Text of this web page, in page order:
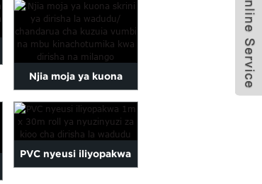
Njia moja ya kuona
wadudu skrini ya
dirisha/mbu du...
PVC nyeusi iliyopakwa